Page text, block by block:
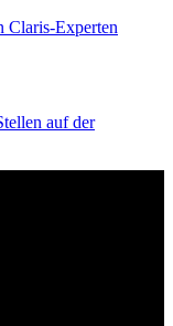
Claris-Experten
auf der